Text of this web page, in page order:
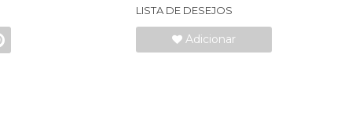
LISTA DE DESEJOS
Adicionar